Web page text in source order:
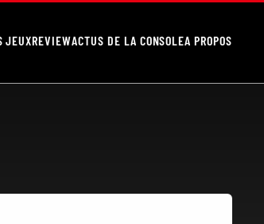
JEUXREVIEWACTUS DE LA CONSOLEA PROPOS